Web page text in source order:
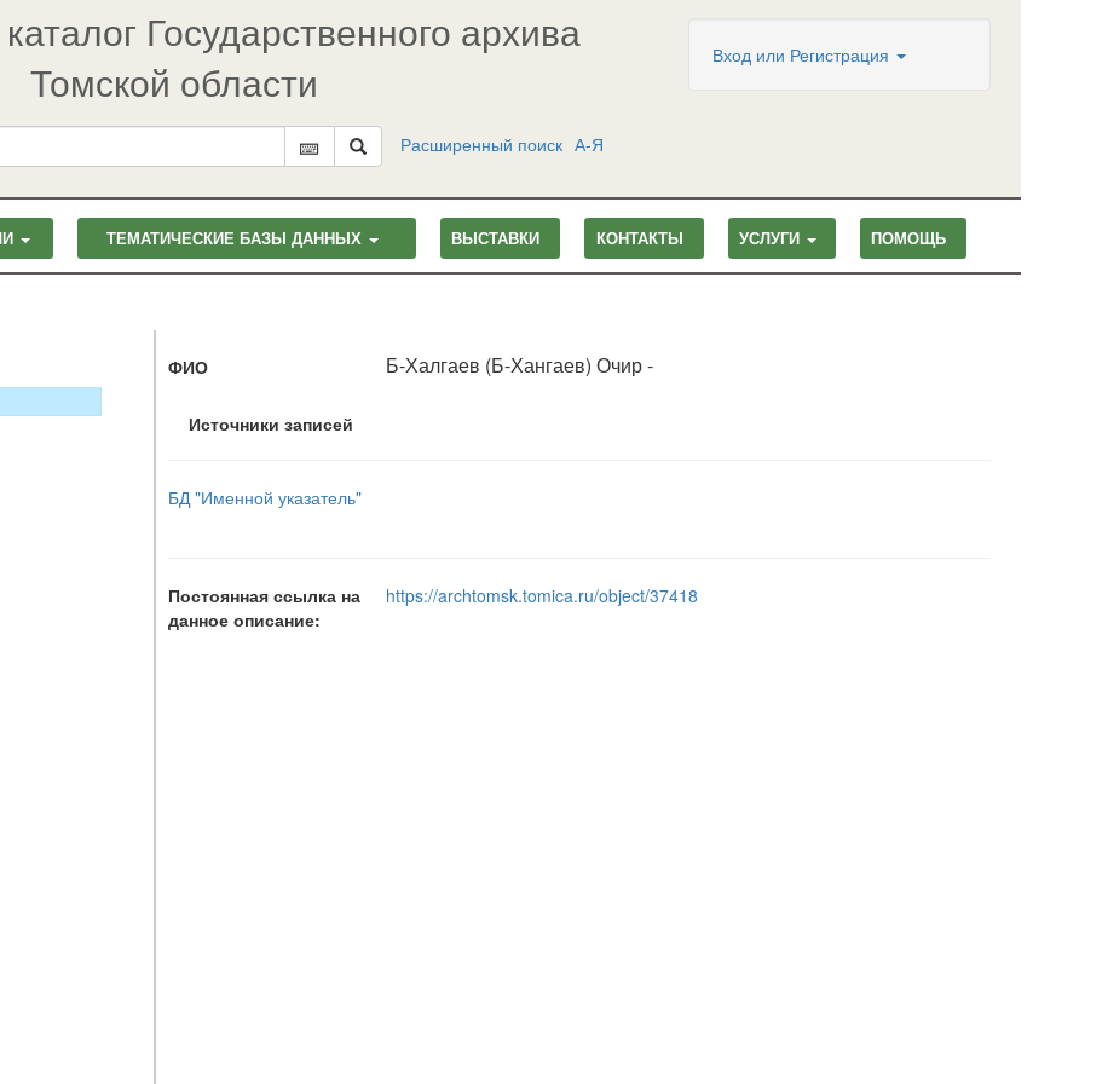
Государственного архива
Томской области
Расширенный поиск А-Я
Вход или Регистрация
ТЕМАТИЧЕСКИЕ БАЗЫ ДАННЫХ ВЫСТАВКИ КОНТАКТЫ УСЛУГИ ПОМОЩЬ
ФИО Б-Халгаев (Б-Хангаев) Очир -
Источники записей
БД "Именной указатель"
Постоянная ссылка на
данное описание:
https://archtomsk.tomica.ru/object/37418